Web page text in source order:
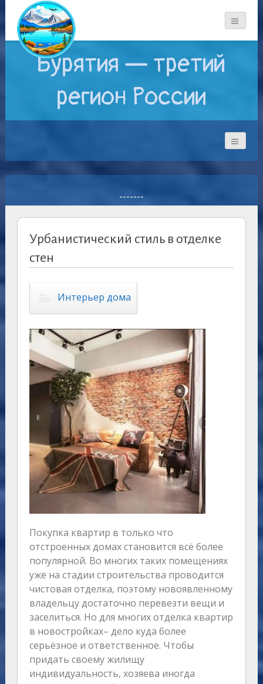
Бурятия — третий
регион России
-------
Урбанистический стиль в отделке
стен
Интерьер дома
Покупка квартир в только что
отстроенных домах становится всё более
популярной. Во многих таких помещениях
уже на стадии строительства проводится
чистовая отделка, поэтому новоявленному
владельцу достаточно перевезти вещи и
заселиться. Но для многих отделка квартир
в новостройках– дело куда более
серьёзное и ответственное. Чтобы
придать своему жилищу
индивидуальность, хозяева иногда